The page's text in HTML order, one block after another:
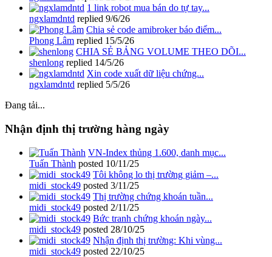
1 link robot mua bán do tự tay...
ngxlamdntd replied 9/6/26
Chia sẻ code amibroker báo điểm...
Phong Lâm replied 15/5/26
CHIA SẺ BẢNG VOLUME THEO DÕI...
shenlong replied 14/5/26
Xin code xuất dữ liệu chứng...
ngxlamdntd replied 5/5/26
Đang tải...
Nhận định thị trường hàng ngày
VN-Index thủng 1.600, danh mục...
Tuấn Thành posted 10/11/25
Tôi không lo thị trường giảm –...
midi_stock49 posted 3/11/25
Thị trường chứng khoán tuần...
midi_stock49 posted 2/11/25
Bức tranh chứng khoán ngày...
midi_stock49 posted 28/10/25
Nhận định thị trường: Khi vùng...
midi_stock49 posted 22/10/25